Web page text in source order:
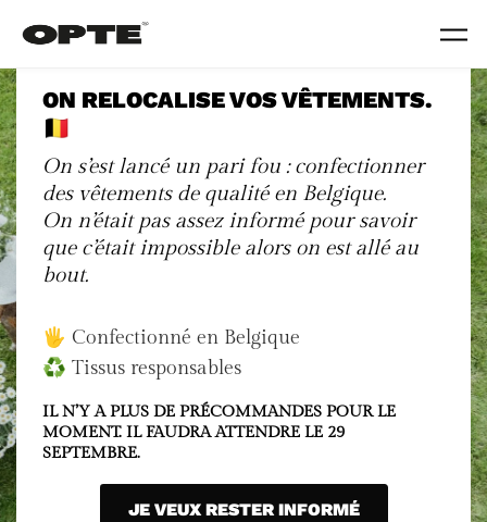
ON RELOCALISE VOS VÊTEMENTS.
🇧🇪
On s’est lancé un pari fou : confectionner
des vêtements de qualité en Belgique.
On n’était pas assez informé pour savoir
que c’était impossible alors on est allé au
bout.
🖐️ Confectionné en Belgique
♻️ Tissus responsables
IL N’Y A PLUS DE PRÉCOMMANDES POUR LE
MOMENT. IL FAUDRA ATTENDRE LE 29
SEPTEMBRE.
JE VEUX RESTER INFORMÉ